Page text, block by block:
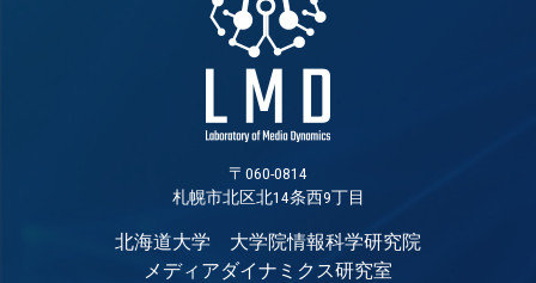
〒060-0814
札幌市北区北14条西9丁目
北海道大学 大学院情報科学研究院
メディアダイナミクス研究室